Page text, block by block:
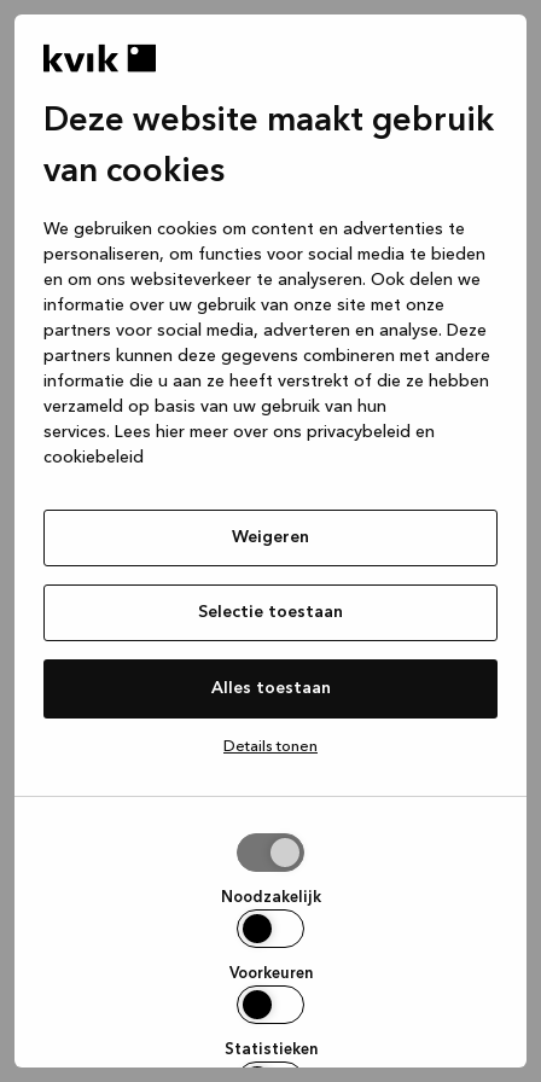
Deze website maakt gebruik
van cookies
We gebruiken cookies om content en advertenties te
personaliseren, om functies voor social media te bieden
en om ons websiteverkeer te analyseren. Ook delen we
informatie over uw gebruik van onze site met onze
partners voor social media, adverteren en analyse. Deze
partners kunnen deze gegevens combineren met andere
informatie die u aan ze heeft verstrekt of die ze hebben
verzameld op basis van uw gebruik van hun
services. Lees hier meer over ons privacybeleid en
cookiebeleid
Weigeren
Selectie toestaan
Alles toestaan
Details tonen
Noodzakelijk
Voorkeuren
Statistieken
(see the browser console for more
information).